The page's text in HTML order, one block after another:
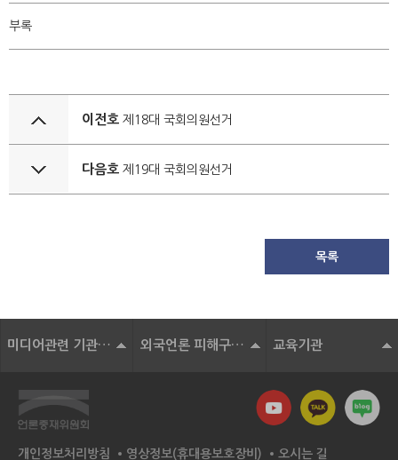
부록
이전호 제18대 국회의원선거
다음호 제19대 국회의원선거
목록
미디어관련 기관 및 단체 외국언론 피해구제기구 교육기관
개인정보처리방침 영상정보(휴대용보호장비) 오시는 길